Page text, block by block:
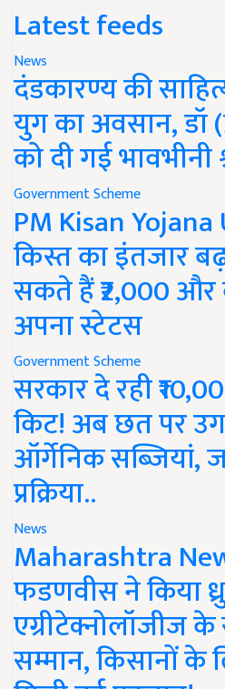
Latest feeds
News
दंडकारण्य की
युग का अवसान, डॉ
को दी गई भावभीनी
Government Scheme
PM Kisan
किस्त का इंतजार
सकते हैं ₹2,000
अपना स्टेटस
Government Scheme
सरकार दे रही
किट! अब छत पर
ऑर्गेनिक सब्जियां,
प्रक्रिया..
News
Maharashtra
फडणवीस ने किया
एग्रीटेक्नोलॉजीज
सम्मान, किसानों के